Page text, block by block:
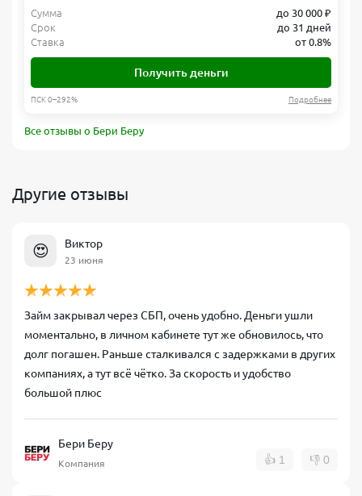
Сумма
до 30 000 ₽
Срок
до 31 дней
Ставка
от 0.8%
Получить деньги
ПСК 0–292% Подробнее
Все отзывы о Бери Беру
Другие отзывы
😍 Виктор
23 июня
Займ закрывал через СБП, очень удобно. Деньги ушли
моментально, в личном кабинете тут же обновилось, что
долг погашен. Раньше сталкивался с задержками в других
компаниях, а тут всё чётко. За скорость и удобство
большой плюс
Бери Беру
Компания 👍 1 👎 0